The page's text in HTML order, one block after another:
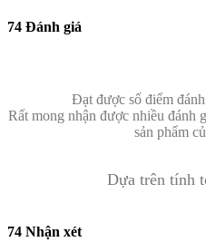
74 Đánh giá
Đạt được số điểm
Rất mong nhận được nhiều đánh
sản phẩm
Dựa trên tính
74 Nhận xét